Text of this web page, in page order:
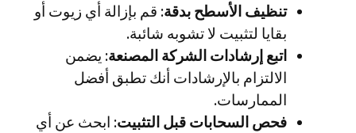
تنظيف الأسطح بدقة: قم بإزالة أي زيوت أو
بقايا لتثبيت لا تشوبه شائبة.
اتبع إرشادات الشركة المصنعة: يضمن
الالتزام بالإرشادات أنك تطبق أفضل
الممارسات.
فحص السحابات قبل التثبيت: ابحث عن أي